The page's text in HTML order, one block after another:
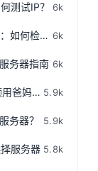
测试IP？ 6k
租韩国多IP服务器搭建游戏加速代理：如何检测IP地址是否为本地IP 6k
务器指南 6k
什么是区块链什么是web3?一个视频用爸妈都能听得懂的话说清楚,撸空投入门视频! 5.9k
务器？ 5.9k
服务器 5.8k